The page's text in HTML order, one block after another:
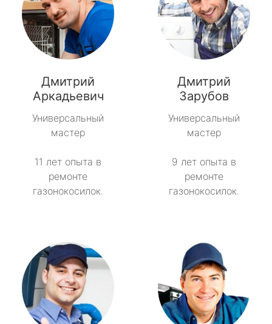
Дмитрий
Аркадьевич
Универсальный
мастер
11 лет опыта в
ремонте
газонокосилок.
Дмитрий
Зарубов
Универсальный
мастер
9 лет опыта в
ремонте
газонокосилок.